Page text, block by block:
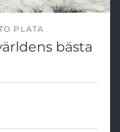
PLATA
bästa